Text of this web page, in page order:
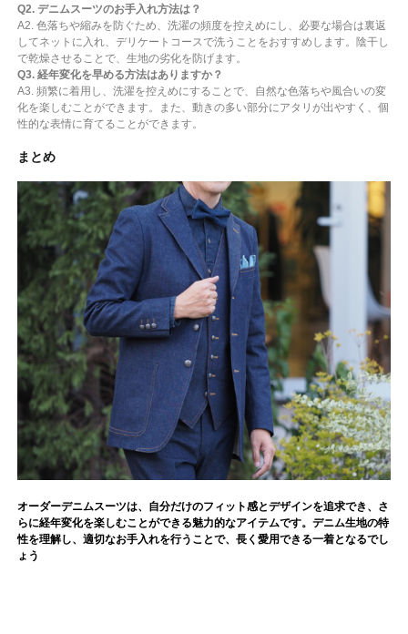
Q2. デニムスーツのお手入れ方法は？
A2. 色落ちや縮みを防ぐため、洗濯の頻度を控えめにし、必要な場合は裏返
してネットに入れ、デリケートコースで洗うことをおすすめします。陰干し
で乾燥させることで、生地の劣化を防げます。
Q3. 経年変化を早める方法はありますか？
A3. 頻繁に着用し、洗濯を控えめにすることで、自然な色落ちや風合いの変
化を楽しむことができます。また、動きの多い部分にアタリが出やすく、個
性的な表情に育てることができます。
まとめ
オーダーデニムスーツは、自分だけのフィット感とデザインを追求でき、さ
らに経年変化を楽しむことができる魅力的なアイテムです。デニム生地の特
性を理解し、適切なお手入れを行うことで、長く愛用できる一着となるでし
ょう